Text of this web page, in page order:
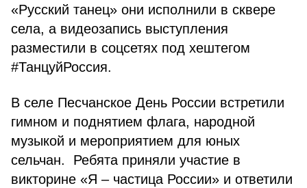
«Русский танец» они исполнили в сквере
села, а видеозапись выступления
разместили в соцсетях под хештегом
#ТанцуйРоссия.
В селе Песчанское День России встретили
гимном и поднятием флага, народной
музыкой и мероприятием для юных
сельчан. Ребята приняли участие в
викторине «Я – частица России» и ответили